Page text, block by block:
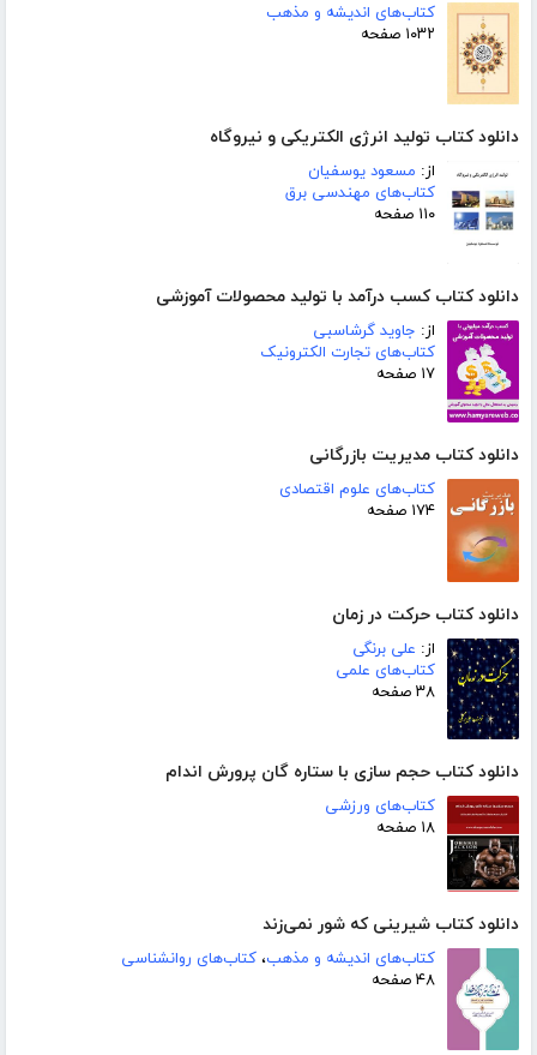
کتاب‌های اندیشه و مذهب
۱۰۳۲ صفحه
دانلود کتاب تولید انرژی الکتریکی و نیروگاه
از: مسعود یوسفیان
کتاب‌های مهندسی برق
۱۱۰ صفحه
دانلود کتاب کسب درآمد با تولید محصولات آموزشی
از: جاوید گرشاسبی
کتاب‌های تجارت الکترونیک
۱۷ صفحه
دانلود کتاب مدیریت بازرگانی
کتاب‌های علوم اقتصادی
۱۷۴ صفحه
دانلود کتاب حرکت در زمان
از: علی برنگی
کتاب‌های علمی
۳۸ صفحه
دانلود کتاب حجم سازی با ستاره گان پرورش اندام
کتاب‌های ورزشی
۱۸ صفحه
دانلود کتاب شیرینی که شور نمی‌زند
کتاب‌های اندیشه و مذهب، کتاب‌های روانشناسی
۴۸ صفحه